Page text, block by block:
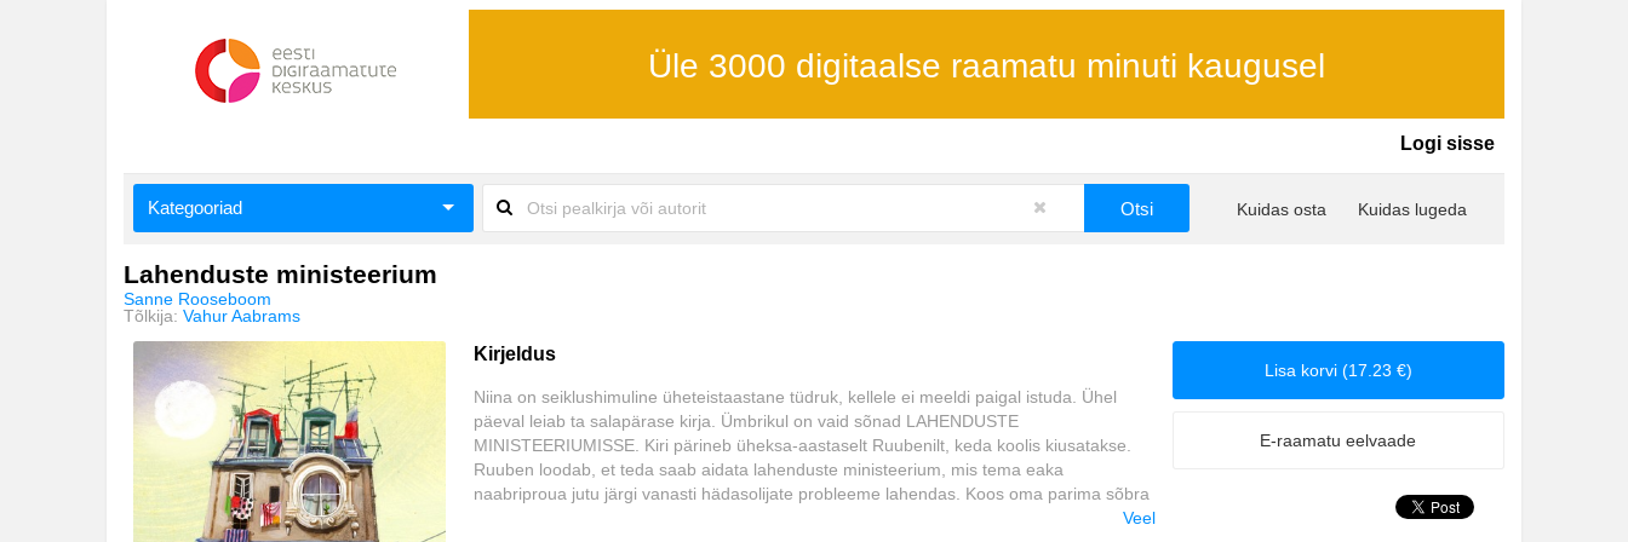
Üle 3000 digitaalse raamatu minuti kaugusel
Logi sisse
Kategooriad
Aimeraamatud lastele ja noortele
Ajalugu
Ajalugu/sõjandus
Antoloogiad/esseed
Kuidas osta Kuidas lugeda
Lahenduste ministeerium
Sanne Rooseboom
Tõlkija: Vahur Aabrams
Lisa korvi (17.23 €)
E-raamatu eelvaade
Kirjeldus
Niina on seiklushimuline üheteistaastane tüdruk, kellele ei meeldi paigal istuda. Ühel
päeval leiab ta salapärase kirja. Ümbrikul on vaid sõnad LAHENDUSTE
MINISTEERIUMISSE. Kiri pärineb üheksa-aastaselt Ruubenilt, keda koolis kiusatakse.
Ruuben loodab, et teda saab aidata lahenduste ministeerium, mis tema eaka
naabriproua jutu järgi vanasti hädasolijate probleeme lahendas. Koos oma parima sõbra
Alfaga otsustab Niina Ruubenile ise appi minna. Ja kes teab, naabriproua jutul võib tõsiVeel